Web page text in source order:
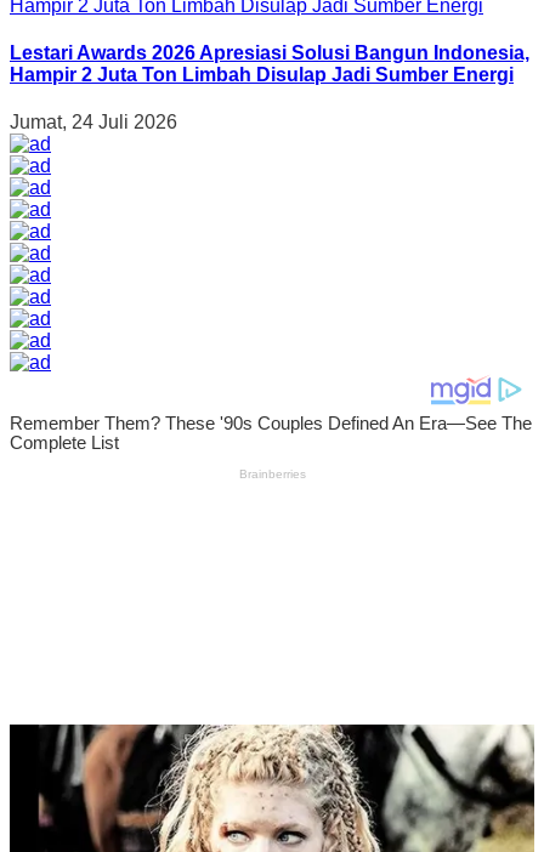
Lestari Awards 2026 Apresiasi Solusi Bangun Indonesia,
Hampir 2 Juta Ton Limbah Disulap Jadi Sumber Energi
Jumat, 24 Juli 2026